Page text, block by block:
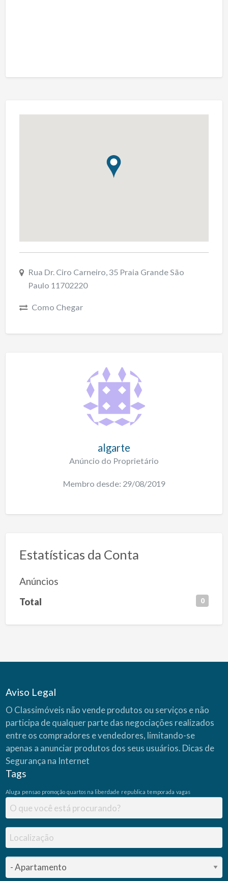
Rua Dr. Ciro Carneiro, 35 Praia Grande São
Paulo 11702220
Como Chegar
algarte
Anúncio do Proprietário
Membro desde: 29/08/2019
Estatísticas da Conta
Anúncios
Total 0
Aviso Legal
O Classimóveis não vende produtos ou serviços e não
participa de qualquer parte das negociações realizados
entre os compradores e vendedores, limitando-se
apenas a anunciar produtos dos seus usuários. Dicas de
Segurança na Internet
Tags
Aluga pensao promoção quartos na liberdade republica temporada vagas